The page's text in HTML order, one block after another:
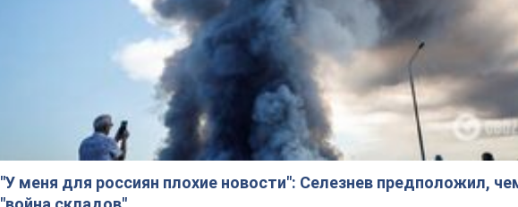
"У меня для россиян плохие новости": Селезнев предположил,